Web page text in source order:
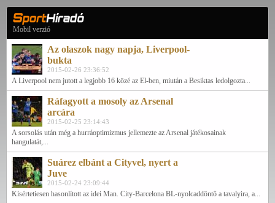
Mobil verzió
Az olaszok nagy napja, Liverpool-
bukta
2015-02-26 23:36:52
A Liverpool nem jutott a legjobb 16 közé az El-ben, miután a Besiktas ledolgozta...
Ráfagyott a mosoly az Arsenal
arcára
2015-02-25 23:14:43
A sorsolás után még a hurráoptimizmus jellemezte az Arsenal játékosainak
hangulatát,...
Suárez elbánt a Cityvel, nyert a
Juve
2015-02-24 23:09:44
Kísértetiesen hasonlított az idei Man. City-Barcelona BL-nyolcaddöntő a tavalyira, a...